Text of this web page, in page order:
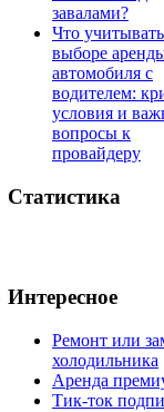
завалами?
Что
выборе
автомобиля с
водителем:
условия и
вопросы к
провайдеру
Статистика
Интересное
Ремонт или
холодильника
Аренда
Тик-ток